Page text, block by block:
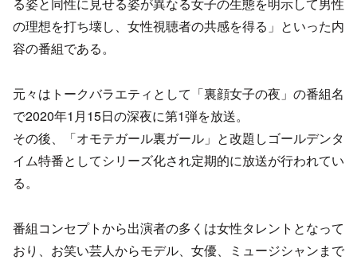
る姿と同性に見せる姿が異なる女子の生態を明示して男性
の理想を打ち壊し、女性視聴者の共感を得る」といった内
容の番組である。
元々はトークバラエティとして「裏顔女子の夜」の番組名
で2020年1月15日の深夜に第1弾を放送。
その後、「オモテガール裏ガール」と改題しゴールデンタ
イム特番としてシリーズ化され定期的に放送が行われてい
る。
番組コンセプトから出演者の多くは女性タレントとなって
おり、お笑い芸人からモデル、女優、ミュージシャンまで